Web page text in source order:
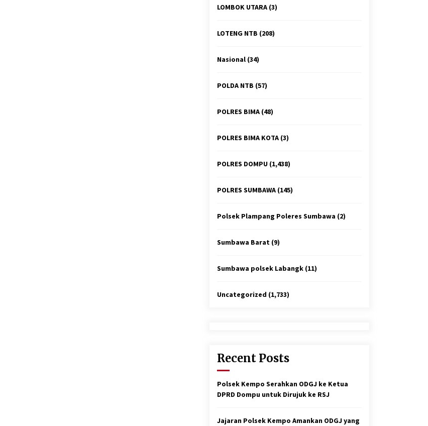
LOMBOK UTARA (3)
LOTENG NTB (208)
Nasional (34)
POLDA NTB (57)
POLRES BIMA (48)
POLRES BIMA KOTA (3)
POLRES DOMPU (1,438)
POLRES SUMBAWA (145)
Polsek Plampang Poleres Sumbawa (2)
Sumbawa Barat (9)
Sumbawa polsek Labangk (11)
Uncategorized (1,733)
Recent Posts
Polsek Kempo Serahkan ODGJ ke Ketua
DPRD Dompu untuk Dirujuk ke RSJ
Jajaran Polsek Kempo Amankan ODGJ yang